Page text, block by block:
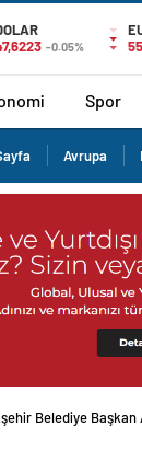
-0.05%
Spor
Avrupa
Belediye Başkan